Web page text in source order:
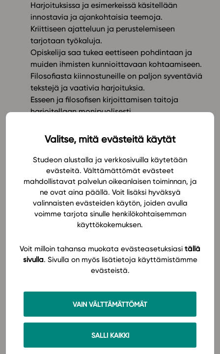
Valitse, mitä evästeitä käytät
Studeon alustalla ja verkkosivuilla käytetään
evästeitä. Välttämättömät evästeet
mahdollistavat palvelun oikeanlaisen toiminnan, ja
ne ovat aina päällä. Voit lisäksi hyväksyä
valinnaisten evästeiden käytön, joiden avulla
voimme tarjota sinulle henkilökohtaisemman
käyttökokemuksen.
Voit milloin tahansa muokata evästeasetuksiasi tällä
sivulla. Sivulla on myös lisätietoja käyttämistämme
evästeistä.
VAIN VÄLTTÄMÄTTÖMÄT
SALLI KAIKKI
In English
Harjoituksissa ja esimerkeissä käsitellään
innostavia ja ajankohtaisia teemoja.
Kriittiseen ajatteluun ja perustelemiseen
tarjotaan työkaluja.
Opiskelija saa tukea eettiseen pohdintaan ja
muiden ihmisten kunnioittavaan kohtaamiseen.
Filosofiasta kiinnostuneille on paljon syventäviä
tekstejä ja vaativia harjoituksia.
Esseen ja filosofisen kirjoittamisen taitoja
harjoitellaan monipuolisesti.
opettajalle että opiskelijalle.
Materiaalit toimivat hyvin myös tavoitteellisen
yo-kirjoittamisen tukena.
Painopiste on filosofiaan liittyvissä taidoissa ja
käsitteellisessä jäsentämisessä, mutta myös
filosofista perinnettä ja nykyfilosofiaa käsitellään
innostavasti.
Opettajan opas tukee opettajaa monipuolisesti,
muun muassa videolinkkien avulla.
avulla on helppo laatia mieleisensä suunnitelma.
Järjestele ja muokkaa materiaalia!
Voit järjestellä sisällysluettelon haluamaksesi.
Voit lisätä materiaaliin omia sisältöjäsi ja laatia
lisää harjoituksia.
Voit yhdistää moduuleja opintojaksoiksi.
Esseevastaukset on nopea tarkistaa